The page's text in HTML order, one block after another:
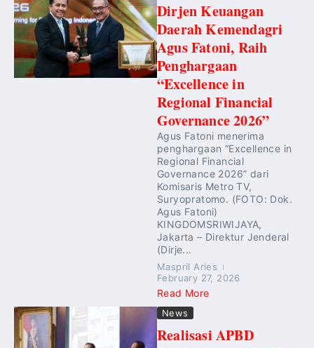
Dirjen Keuangan
Daerah Kemendagri
Agus Fatoni, Raih
Penghargaan
“Excellence in
Regional Financial
Governance 2026”
Agus Fatoni menerima
penghargaan “Excellence in
Regional Financial
Governance 2026” dari
Komisaris Metro TV,
Suryopratomo. (FOTO: Dok.
Agus Fatoni)
KINGDOMSRIWIJAYA,
Jakarta – Direktur Jenderal
(Dirje...
Maspril Aries
February 27, 2026
Read More
News
Realisasi APBD